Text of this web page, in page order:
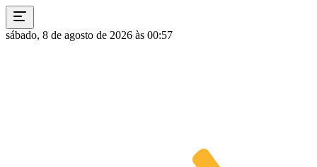
sábado, 8 de agosto de 2026 às 00:57